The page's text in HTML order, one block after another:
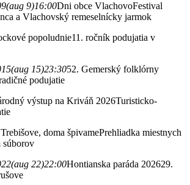
(aug 9)16:00Dni obce VlachovoFestival
a Vlachovský remeselnícky jarmok
popoludnie11. ročník podujatia v
15(aug 15)23:3052. Gemerský folklórny
podujatie
výstup na Kriváň 2026Turisticko-
doma špivamePrehliadka miestnych
súborov
22(aug 22)22:00Hontianska paráda 202629.